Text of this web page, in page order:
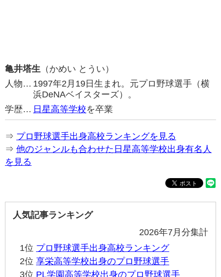
亀井塔生 （かめい とうい）
人物… 1997年2月19日生まれ。元プロ野球選手（横
浜DeNAベイスターズ）。
学歴… 日星高等学校を卒業
⇒ プロ野球選手出身高校ランキングを見る
⇒ 他のジャンルも合わせた日星高等学校出身有名人
を見る
人気記事ランキング
2026年7月分集計
1位 プロ野球選手出身高校ランキング
2位 享栄高等学校出身のプロ野球選手
3位 PL学園高等学校出身のプロ野球選手